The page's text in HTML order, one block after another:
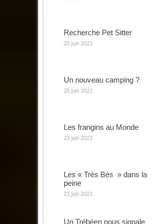
Recherche Pet Sitter
25 juin 2021
Un nouveau camping ?
25 juin 2021
Les frangins au Monde
23 juin 2021
Les « Très Bès » dans la
peine
21 juin 2021
Un Trébéen nous signale